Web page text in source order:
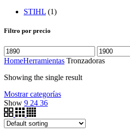
STIHL (1)
Filtro por precio
HomeHerramientas Tronzadoras
Showing the single result
Mostrar categorías
Show 9 24 36